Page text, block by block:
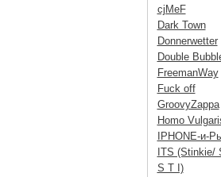
cjMeF
Dark Town
Donnerwetter
Double
FreemanWay
Fuck off
GroovyZappa
Homo
IPHONE-и-
ITS (Stinkie/
S T I)